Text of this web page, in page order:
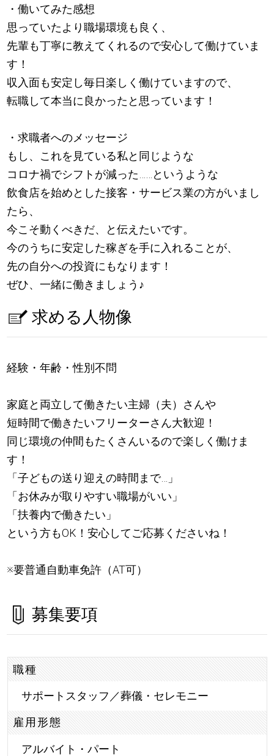
・働いてみた感想
思っていたより職場環境も良く、
先輩も丁寧に教えてくれるので安心して働けていま
す！
収入面も安定し毎日楽しく働けていますので、
転職して本当に良かったと思っています！
・求職者へのメッセージ
もし、これを見ている私と同じような
コロナ禍でシフトが減った……というような
飲食店を始めとした接客・サービス業の方がいまし
たら、
今こそ動くべきだ、と伝えたいです。
今のうちに安定した稼ぎを手に入れることが、
先の自分への投資にもなります！
ぜひ、一緒に働きましょう ♪
求める人物像
経験・年齢・性別不問
家庭と両立して働きたい主婦（夫）さんや
短時間で働きたいフリーターさん大歓迎！
同じ環境の仲間もたくさんいるので楽しく働けま
す！
「子どもの送り迎えの時間まで…」
「お休みが取りやすい職場がいい」
「扶養内で働きたい」
という方もOK！安心してご応募くださいね！
※要普通自動車免許（AT可）
募集要項
職種
サポートスタッフ／葬儀・セレモニー
雇用形態
アルバイト・パート